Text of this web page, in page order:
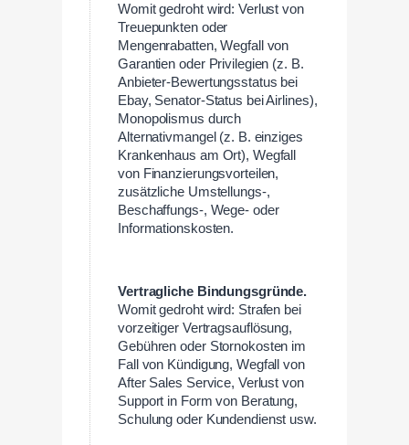
Womit gedroht wird: Verlust von
Treuepunkten oder
Mengenrabatten, Wegfall von
Garantien oder Privilegien (z. B.
Anbieter-Bewertungsstatus bei
Ebay, Senator-Status bei Airlines),
Monopolismus durch
Alternativmangel (z. B. einziges
Krankenhaus am Ort), Wegfall
von Finanzierungsvorteilen,
zusätzliche Umstellungs-,
Beschaffungs-, Wege- oder
Informationskosten.
Vertragliche Bindungsgründe.
Womit gedroht wird: Strafen bei
vorzeitiger Vertragsauflösung,
Gebühren oder Stornokosten im
Fall von Kündigung, Wegfall von
After Sales Service, Verlust von
Support in Form von Beratung,
Schulung oder Kundendienst usw.